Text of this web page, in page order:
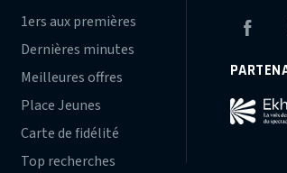
1ers aux premières
Dernières minutes
Meilleures offres
Place Jeunes
Carte de fidélité
Top recherches